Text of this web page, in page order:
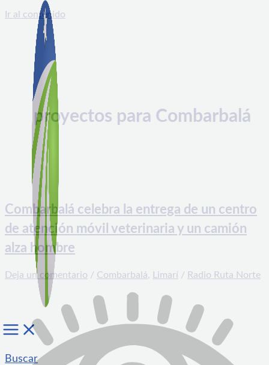
Ir al contenido
Buscar
proyectos para Combarbalá
Combarbalá celebra la entrega de un centro
de atención móvil veterinaria y un camión
alza hombre
Deja un comentario / Combarbalá, Limarí / Radio Ruta Norte